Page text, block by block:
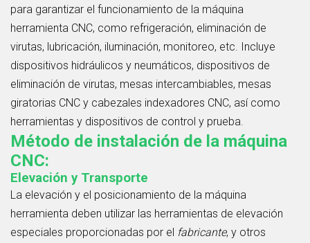
para garantizar el funcionamiento de la máquina
herramienta CNC, como refrigeración, eliminación de
virutas, lubricación, iluminación, monitoreo, etc. Incluye
dispositivos hidráulicos y neumáticos, dispositivos de
eliminación de virutas, mesas intercambiables, mesas
giratorias CNC y cabezales indexadores CNC, así como
herramientas y dispositivos de control y prueba.
Método de instalación de la máquina
CNC:
Elevación y Transporte
La elevación y el posicionamiento de la máquina
herramienta deben utilizar las herramientas de elevación
especiales proporcionadas por el fabricante, y otros